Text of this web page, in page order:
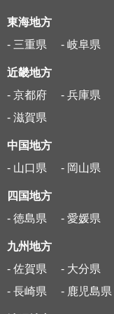
東海地方
- 三重県
- 岐阜県
近畿地方
- 京都府
- 兵庫県
- 滋賀県
中国地方
- 山口県
- 岡山県
四国地方
- 徳島県
- 愛媛県
九州地方
- 佐賀県
- 大分県
- 長崎県
- 鹿児島県